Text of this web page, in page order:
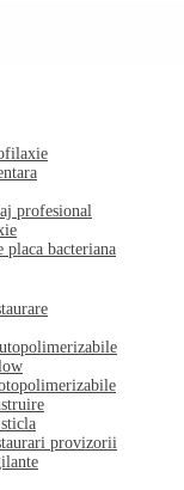
profesional
placa bacteriana
provizorii